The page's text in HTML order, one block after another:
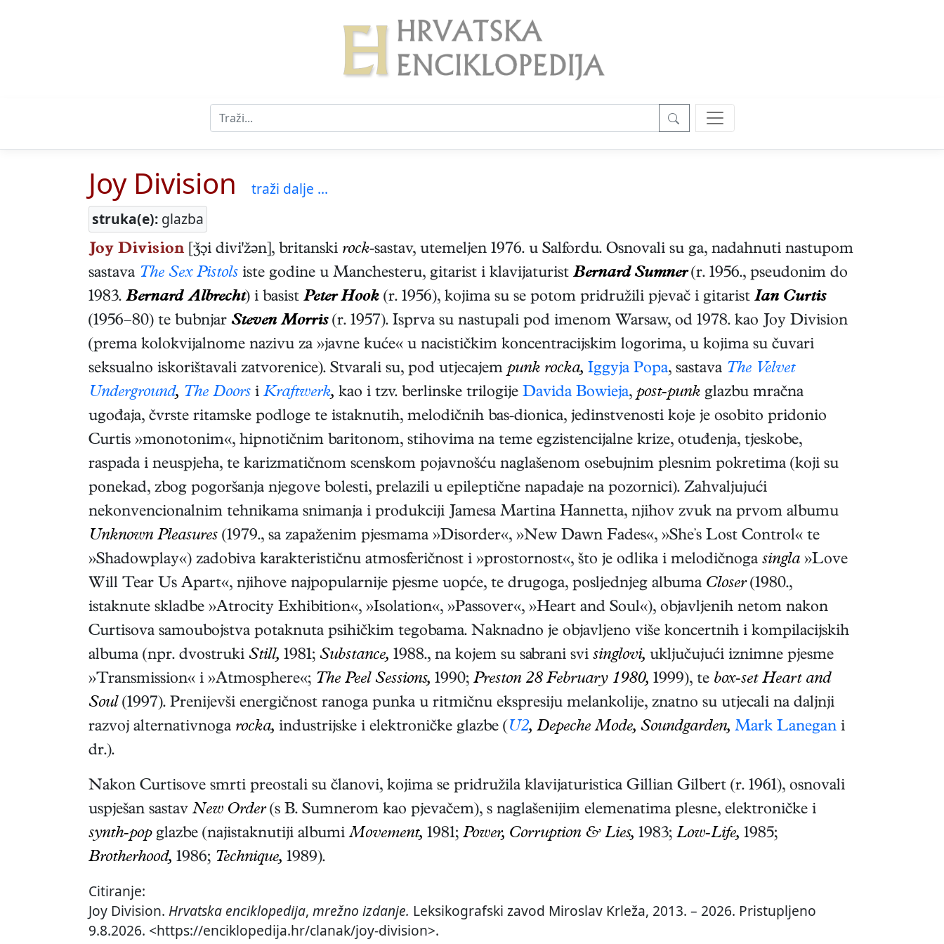
Joy Division
traži dalje ...
struka(e): glazba
Joy Division [ǯi divi'žən], britanski rock-sastav, utemeljen 1976. u Salfordu. Osnovali su ga, nadahnuti nastupom
sastava The Sex Pistols iste godine u Manchesteru, gitarist i klavijaturist Bernard Sumner(r. 1956., pseudonim do
1983. Bernard Albrecht) i basist Peter Hook (r. 1956), kojima su se potom pridružili pjevač i gitarist Ian Curtis
(1956–80) te bubnjar Steven Morris(r. 1957). Isprva su nastupali pod imenom Warsaw, od 1978. kao Joy Division
(prema kolokvijalnome nazivu za »javne kuće« u nacističkim koncentracijskim logorima, u kojima su čuvari
seksualno iskorištavali zatvorenice). Stvarali su, pod utjecajem punk rocka, Iggyja Popa, sastava The Velvet
Underground, The Doors i Kraftwerk, kao i tzv. berlinske trilogije Davida Bowieja, post-punk glazbu mračna
ugođaja, čvrste ritamske podloge te istaknutih, melodičnih bas-dionica, jedinstvenosti koje je osobito pridonio
Curtis »monotonim«, hipnotičnim baritonom, stihovima na teme egzistencijalne krize, otuđenja, tjeskobe,
raspada i neuspjeha, te karizmatičnom scenskom pojavnošću naglašenom osebujnim plesnim pokretima (koji su
ponekad, zbog pogoršanja njegove bolesti, prelazili u epileptične napadaje na pozornici). Zahvaljujući
nekonvencionalnim tehnikama snimanja i produkciji Jamesa Martina Hannetta, njihov zvuk na prvom albumu
Unknown Pleasures (1979., sa zapaženim pjesmama »Disorder«, »New Dawn Fades«, »Sheʼs Lost Control« te
»Shadowplay«) zadobiva karakterističnu atmosferičnost i »prostornost«, što je odlika i melodičnoga singla »Love
Will Tear Us Apart«, njihove najpopularnije pjesme uopće, te drugoga, posljednjeg albuma Closer(1980.,
istaknute skladbe »Atrocity Exhibition«, »Isolation«, »Passover«, »Heart and Soul«), objavljenih netom nakon
Curtisova samoubojstva potaknuta psihičkim tegobama. Naknadno je objavljeno više koncertnih i kompilacijskih
albuma (npr. dvostruki Still, 1981; Substance, 1988., na kojem su sabrani svi singlovi, uključujući iznimne pjesme
»Transmission« i »Atmosphere«; The Peel Sessions, 1990; Preston 28 February 1980, 1999), te box-set Heart and
Soul (1997). Prenijevši energičnost ranoga punka u ritmičnu ekspresiju melankolije, znatno su utjecali na daljnji
razvoj alternativnoga rocka, industrijske i elektroničke glazbe ( U2, Depeche Mode, Soundgarden, Mark Lanegan i
dr.).
Nakon Curtisove smrti preostali su članovi, kojima se pridružila klavijaturistica Gillian Gilbert (r. 1961), osnovali
uspješan sastav New Order(s B. Sumnerom kao pjevačem), s naglašenijim elemenatima plesne, elektroničke i
synth-popglazbe (najistaknutiji albumiMovement, 1981; Power, Corruption & Lies, 1983; Low-Life, 1985;
Brotherhood, 1986; Technique, 1989).
Citiranje:
Joy Division. Hrvatska enciklopedija, mrežno izdanje. Leksikografski zavod Miroslav Krleža, 2013. – 2026. Pristupljeno
9.8.2026. <https://enciklopedija.hr/clanak/joy-division>.